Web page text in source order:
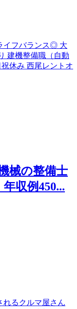
械の整備士
収例450...